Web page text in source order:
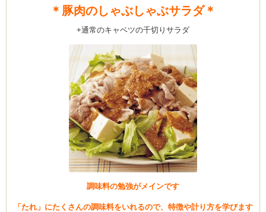
＊豚肉のしゃぶしゃぶサラダ＊
+通常のキャベツの千切りサラダ
調味料の勉強がメインです
「たれ」にたくさんの調味料をいれるので、特徴や計り方を学びます